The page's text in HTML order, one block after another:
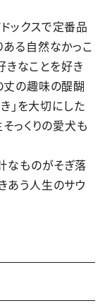
ックスで定番品
ある自然なかっこ
きなことを好き
丈の趣味の醍醐
」を大切にした
っくりの愛犬も
なものがそぎ落
あう人生のサウ